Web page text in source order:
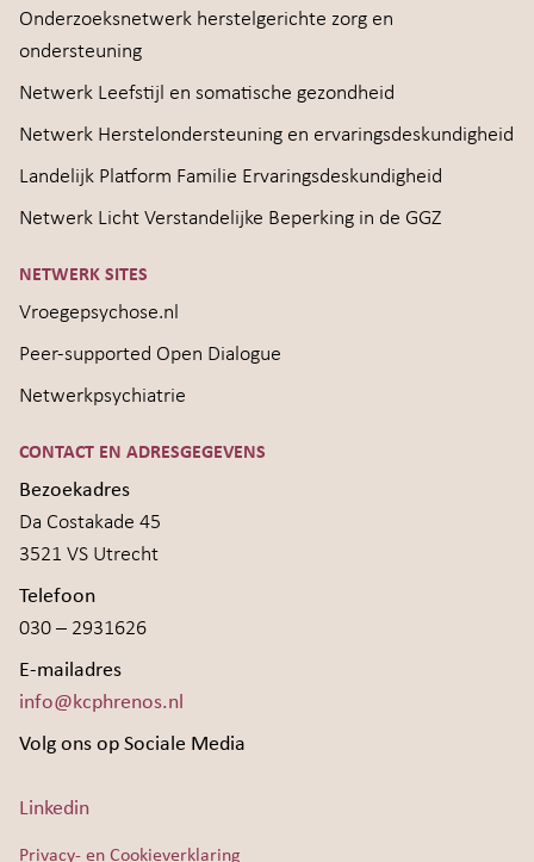
Onderzoeksnetwerk herstelgerichte zorg en
ondersteuning
Netwerk Leefstijl en somatische gezondheid
Netwerk Herstelondersteuning en ervaringsdeskundigheid
Landelijk Platform Familie Ervaringsdeskundigheid
Netwerk Licht Verstandelijke Beperking in de GGZ
NETWERK SITES
Vroegepsychose.nl
Peer-supported Open Dialogue
Netwerkpsychiatrie
CONTACT EN ADRESGEGEVENS
Bezoekadres
Da Costakade 45
3521 VS Utrecht
Telefoon
030 – 2931626
E-mailadres
info@kcphrenos.nl
Volg ons op Sociale Media
Linkedin
Privacy- en Cookieverklaring